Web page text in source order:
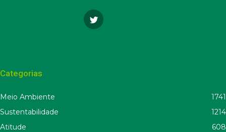
Categorias
Meio Ambiente
1741
Sustentabilidade
1214
Atitude
608